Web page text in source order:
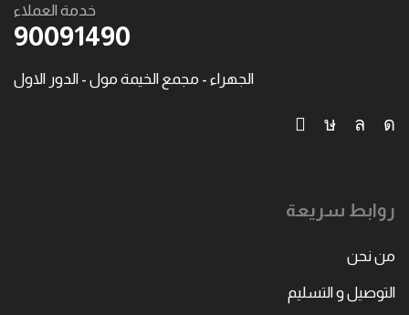
خدمة العملاء
90091490
الجهراء - مجمع الخيمة مول - الدور الاول
روابط سريعة
من نحن
التوصيل و التسليم